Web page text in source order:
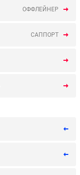
ОФФЛЕЙНЕР
CАППОРТ